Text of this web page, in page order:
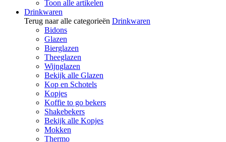
Toon alle artikelen
Drinkwaren
Terug naar alle categorieën Drinkwaren
Bidons
Glazen
Bierglazen
Theeglazen
Wijnglazen
Bekijk alle Glazen
Kop en Schotels
Kopjes
Koffie to go bekers
Shakebekers
Bekijk alle Kopjes
Mokken
Thermo